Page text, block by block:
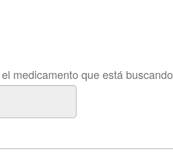
medicamento que está buscando